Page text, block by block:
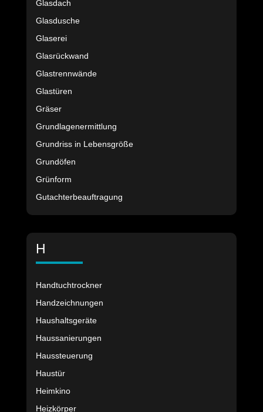
Glasdach
Glasdusche
Glaserei
Glasrückwand
Glastrennwände
Glastüren
Gräser
Grundlagenermittlung
Grundriss in Lebensgröße
Grundöfen
Grünform
Gutachterbeauftragung
H
Handtuchtrockner
Handzeichnungen
Haushaltsgeräte
Haussanierungen
Haussteuerung
Haustür
Heimkino
Heizkörper